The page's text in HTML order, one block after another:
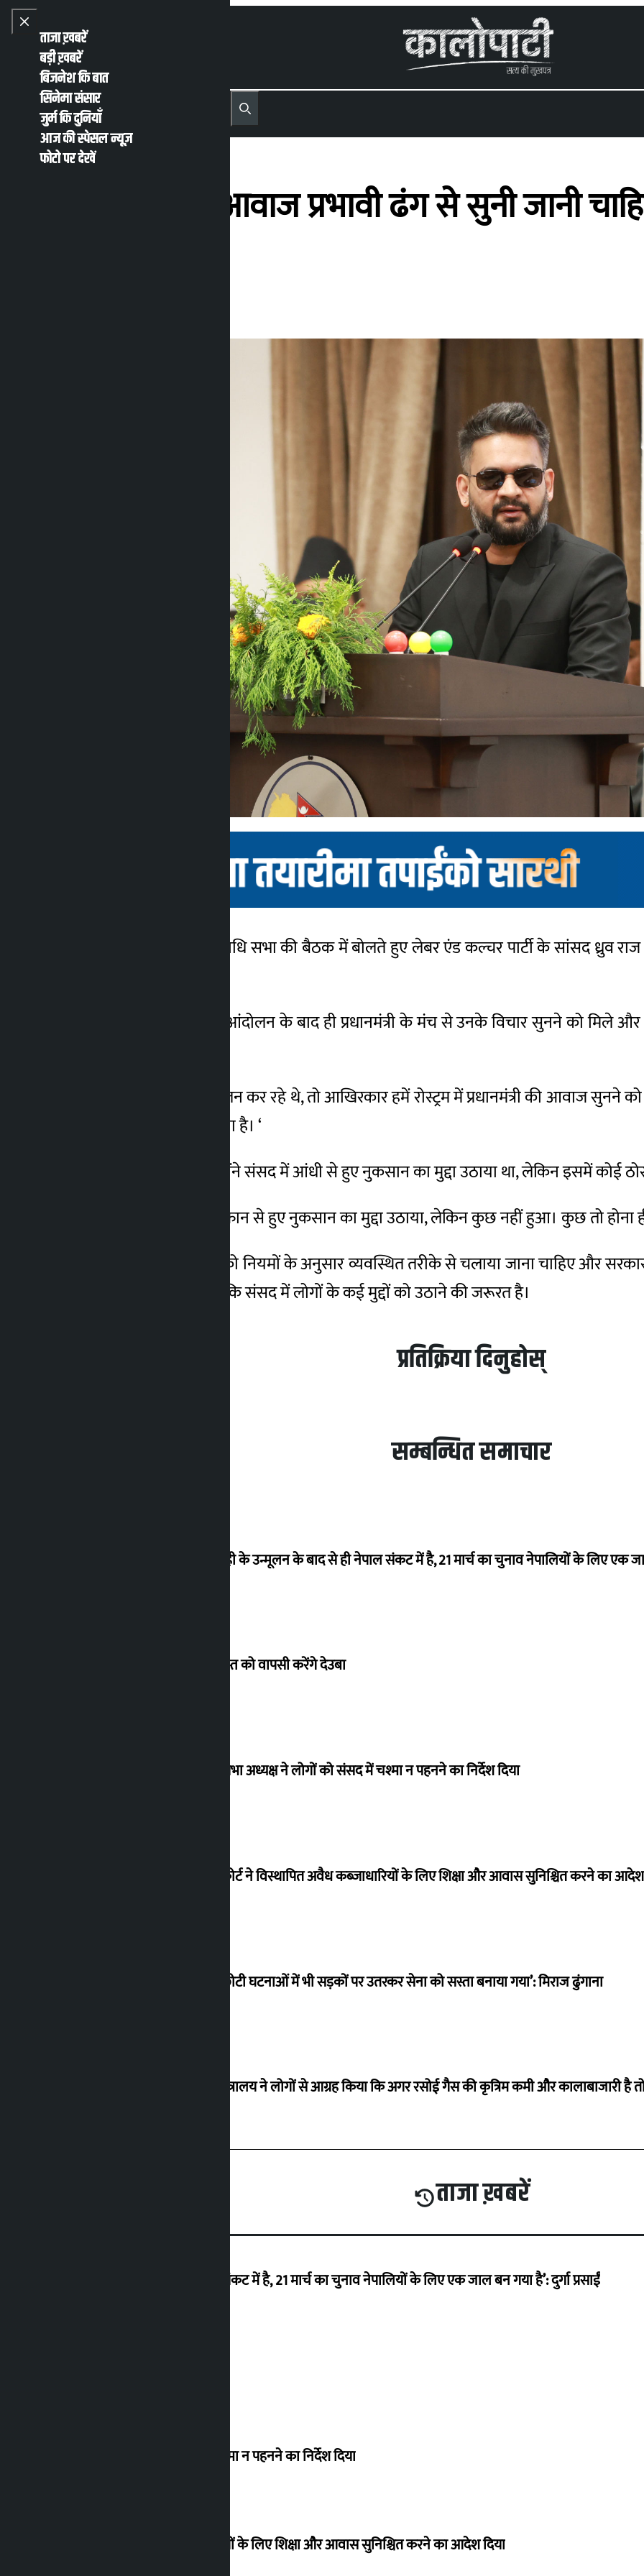
Skip to content
Close menu
ताजा ख़बरें
बड़ी ख़बरें
बिजनेश कि बात
सिनेमा संसार
जुर्म कि दुनियाँ
आज की स्पेसल न्यूज़
फोटो पर देखें
Open main menu
MENU Recent NewsTrending News
Search
संसद में लोगों की आवाज प्रभावी ढंग से सुनी जानी
काठमांडू। रविवार को प्रतिनिधि सभा की बैठक में बोलते हुए लेबर एंड कल्चर पार्टी के सांसद ध्रुव
सांसद राय ने कहा कि उन्हें आंदोलन के बाद ही प्रधानमंत्री के मंच से उनके विचार सुनने को मिले और
उन्होंने कहा, “जब हम आंदोलन कर रहे थे, तो आखिरकार हमें रोस्ट्रम में प्रधानमंत्री की आवाज
है, बल्कि परिणाम प्राप्त करना है। ‘
राय ने कहा कि हालांकि उन्होंने संसद में आंधी से हुए नुकसान का मुद्दा उठाया था, लेकिन इसमें कोई
उन्होंने कहा, ‘मैंने संसद में तूफान से हुए नुकसान का मुद्दा उठाया, लेकिन कुछ नहीं हुआ। कुछ तो होना
उनका मानना था कि संसद को नियमों के अनुसार व्यवस्थित तरीके से चलाया जाना चाहिए और
चाहिए। उन्होंने यह भी कहा कि संसद में लोगों के कई मुद्दों को उठाने की जरूरत है।
प्रतिक्रिया दिनुहोस्
सम्बन्धित समाचार
‘राजशाही के उन्मूलन के बाद से ही नेपाल संकट में है, 21 मार्च का चुनाव नेपालियों के लिए एक
26 अगस्त को वापसी करेंगे देउबा
विधानसभा अध्यक्ष ने लोगों को संसद में चश्मा न पहनने का निर्देश दिया
सुप्रीम कोर्ट ने विस्थापित अवैध कब्जाधारियों के लिए शिक्षा और आवास सुनिश्चित करने का
‘छोटी-छोटी घटनाओं में भी सड़कों पर उतरकर सेना को सस्ता बनाया गया’: मिराज ढुंगाना
उद्योग मंत्रालय ने लोगों से आग्रह किया कि अगर रसोई गैस की कृत्रिम कमी और कालाबाजारी है
ताजा ख़बरें
‘राजशाही के उन्मूलन के बाद से ही नेपाल संकट में है, 21 मार्च का चुनाव नेपालियों के लिए एक जाल बन गया है’: दुर्गा प्रसाईं
विधानसभा अध्यक्ष ने लोगों को संसद में चश्मा न पहनने का निर्देश दिया
सुप्रीम कोर्ट ने विस्थापित अवैध कब्जाधारियों के लिए शिक्षा और आवास सुनिश्चित करने का आदेश दिया